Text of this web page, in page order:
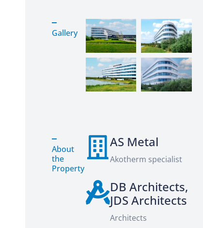
Gallery
About
the
Property
AS Metal
Akotherm specialist
DB Architects,
JDS Architects
Architects